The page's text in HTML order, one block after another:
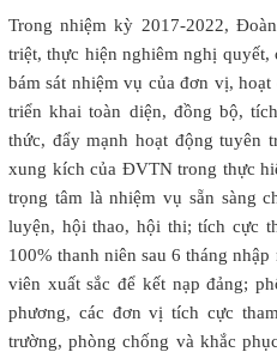
Trong nhiệm kỳ 2017-2022,
triệt, thực hiện nghiêm nghị
bám sát nhiệm vụ của đơn vị,
triển khai toàn diện, đồng bộ,
thức, đẩy mạnh hoạt động tuyên
xung kích của ĐVTN trong thực
trọng tâm là nhiệm vụ sẵn sàng
luyện, hội thao, hội thi; tích cực
100% thanh niên sau 6 tháng
viên xuất sắc để kết nạp đảng;
phương, các đơn vị tích cực
trường, phòng chống và khắc